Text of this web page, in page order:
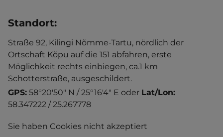
Standort:
Straße 92, Kilingi Nõmme-Tartu, nördlich der
Ortschaft Kõpu auf die 151 abfahren, erste
Möglichkeit rechts einbiegen, ca.1 km
Schotterstraße, ausgeschildert.
GPS: 58°20'50" N / 25°16'4" E oder Lat/Lon:
58.347222 / 25.267778
Sie haben Cookies nicht akzeptiert